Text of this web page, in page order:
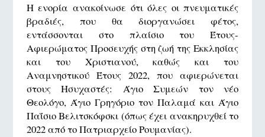
Η ενορία ανακοίνωσε ότι όλες οι πνευματικές
βραδιές, που θα διοργανώσει φέτος,
εντάσσονται στο πλαίσιο του Έτους-
Αφιερώματος Προσευχής στη ζωή της Εκκλησίας
και του Χριστιανού, καθώς και του
Αναμνηστικού Έτους 2022, που αφιερώνεται
στους Ησυχαστές: Άγιο Συμεών τον νέο
Θεολόγο, Άγιο Γρηγόριο τον Παλαμά και Άγιο
Παΐσιο Βελιτσκόφσκι (όπως έχει ανακηρυχθεί το
2022 από το Πατριαρχείο Ρουμανίας).